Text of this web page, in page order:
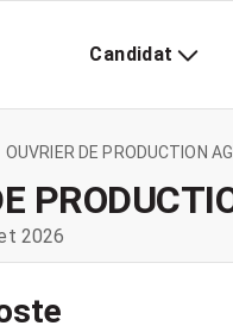
Candidat
OUVRIER DE PRODUCTION
2026